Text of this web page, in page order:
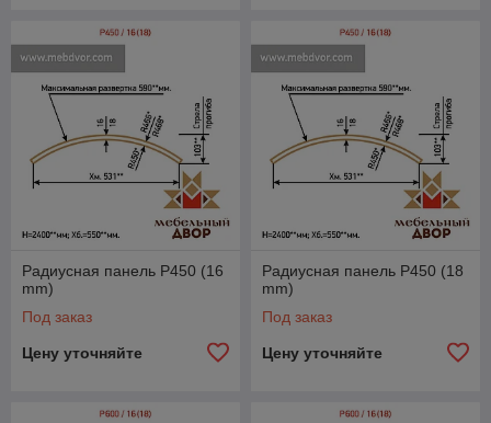
Радиусная панель P450 (16
mm)
Под заказ
Цену уточняйте
Радиусная панель P450 (18
mm)
Под заказ
Цену уточняйте